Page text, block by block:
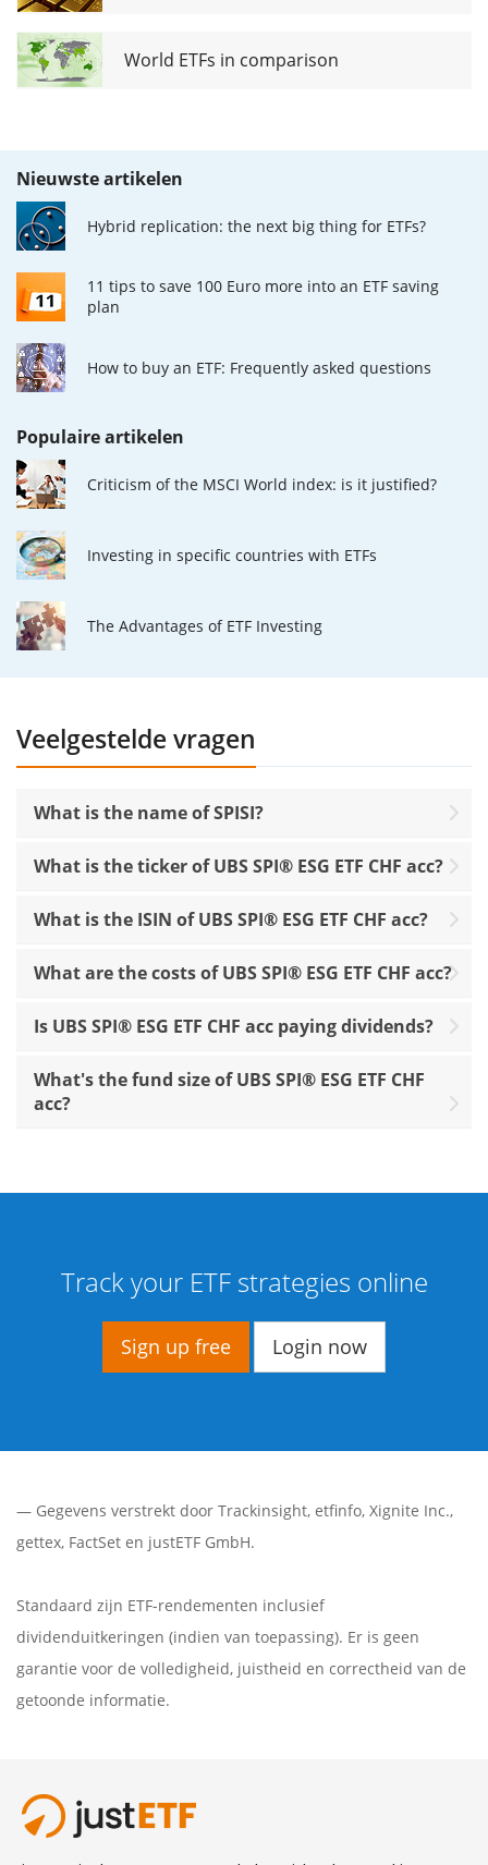
World ETFs in comparison
Nieuwste artikelen
Hybrid replication: the next big thing for ETFs?
11 tips to save 100 Euro more into an ETF saving
plan
How to buy an ETF: Frequently asked questions
Populaire artikelen
Criticism of the MSCI World index: is it justified?
Investing in specific countries with ETFs
The Advantages of ETF Investing
Veelgestelde vragen
What is the name of SPISI?
What is the ticker of UBS SPI® ESG ETF CHF acc?
What is the ISIN of UBS SPI® ESG ETF CHF acc?
What are the costs of UBS SPI® ESG ETF CHF acc?
Is UBS SPI® ESG ETF CHF acc paying dividends?
What's the fund size of UBS SPI® ESG ETF CHF
acc?
Track your ETF strategies online
Sign up free Login now
— Gegevens verstrekt door Trackinsight, etfinfo, Xignite Inc.,
gettex, FactSet en justETF GmbH.
Standaard zijn ETF-rendementen inclusief
dividenduitkeringen (indien van toepassing). Er is geen
garantie voor de volledigheid, juistheid en correctheid van de
getoonde informatie.